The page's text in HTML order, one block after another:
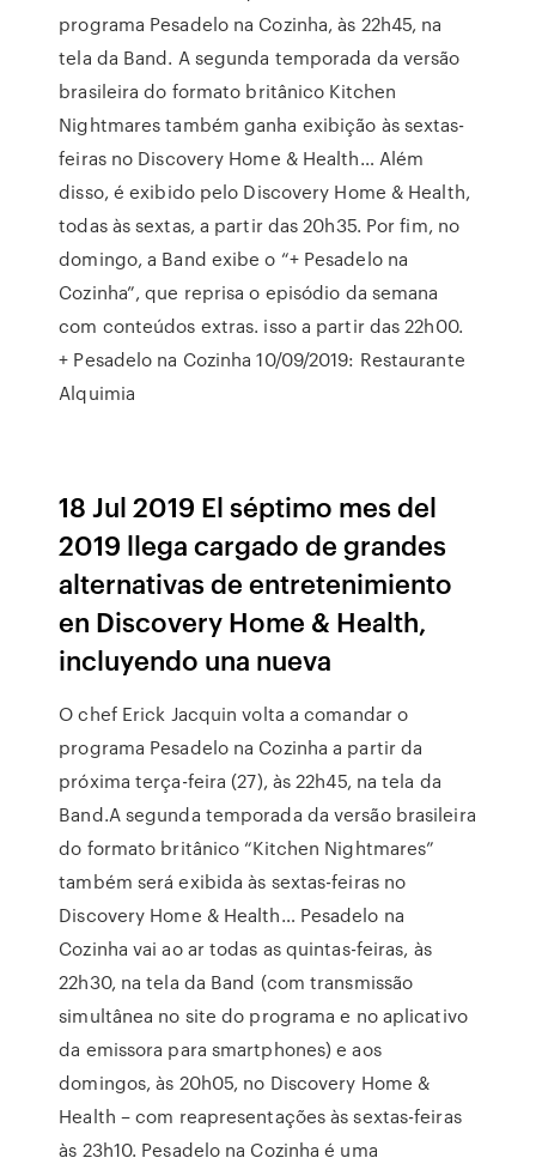
programa Pesadelo na Cozinha, às 22h45, na
tela da Band. A segunda temporada da versão
brasileira do formato britânico Kitchen
Nightmares também ganha exibição às sextas-
feiras no Discovery Home & Health… Além
disso, é exibido pelo Discovery Home & Health,
todas às sextas, a partir das 20h35. Por fim, no
domingo, a Band exibe o “+ Pesadelo na
Cozinha”, que reprisa o episódio da semana
com conteúdos extras. isso a partir das 22h00.
+ Pesadelo na Cozinha 10/09/2019: Restaurante
Alquimia
18 Jul 2019 El séptimo mes del
2019 llega cargado de grandes
alternativas de entretenimiento
en Discovery Home & Health,
incluyendo una nueva
O chef Erick Jacquin volta a comandar o
programa Pesadelo na Cozinha a partir da
próxima terça-feira (27), às 22h45, na tela da
Band.A segunda temporada da versão brasileira
do formato britânico “Kitchen Nightmares”
também será exibida às sextas-feiras no
Discovery Home & Health… Pesadelo na
Cozinha vai ao ar todas as quintas-feiras, às
22h30, na tela da Band (com transmissão
simultânea no site do programa e no aplicativo
da emissora para smartphones) e aos
domingos, às 20h05, no Discovery Home &
Health – com reapresentações às sextas-feiras
às 23h10. Pesadelo na Cozinha é uma